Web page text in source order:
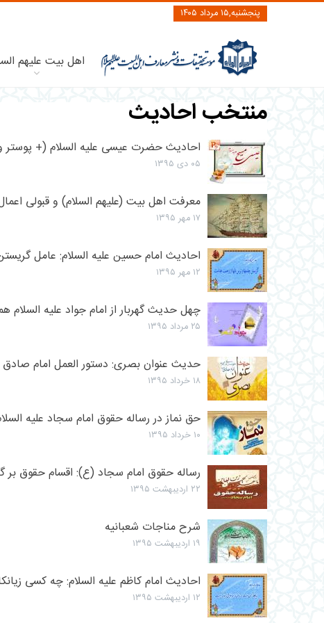
پنجشنبه,۱۵ مرداد ۱۴۰۵
اهل بیت علیهم
منتخب احادیث
احادیث حضرت عیسی علیه السلام (+ پوستر
۰۵ دی ۱۳۹۵
معرفت اهل بیت (علیهم السلام) و قبولی
۱۷ مهر ۱۳۹۵
احادیث امام حسین علیه السلام: عامل
۱۲ مهر ۱۳۹۵
چهل حدیث گهربار از امام جواد علیه السلام
۲۵ مرداد ۱۳۹۵
حدیث عنوان بصری: دستور العمل امام صادق
۱۸ خرداد ۱۳۹۵
حق نماز در رساله حقوق امام سجاد علیه
۱۰ خرداد ۱۳۹۵
رساله حقوق امام سجاد (ع): اقسام حقوق بر
۲۲ اردیبهشت ۱۳۹۵
شرح مناجات شعبانیه
۱۹ اردیبهشت ۱۳۹۵
احادیث امام کاظم علیه السلام: چه کسی
۱۲ اردیبهشت ۱۳۹۵